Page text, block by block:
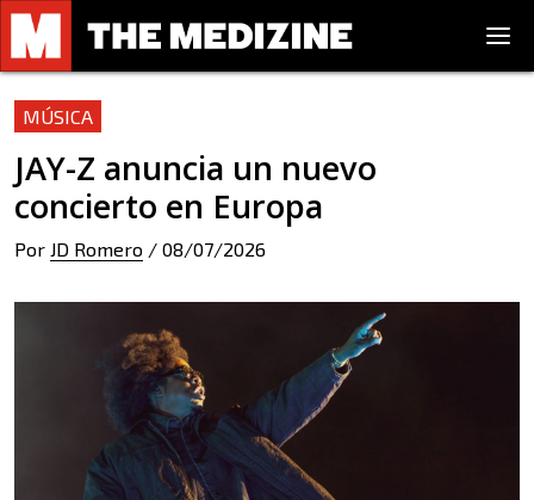
MÚSICA
JAY-Z anuncia un nuevo
concierto en Europa
Por JD Romero / 08/07/2026